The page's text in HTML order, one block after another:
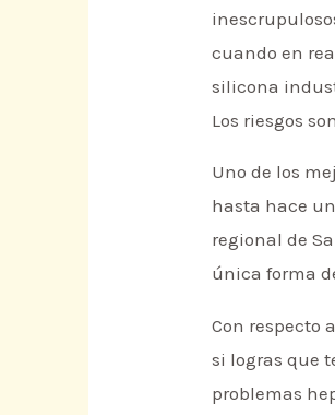
cuando en
silicona
Los riesgos
Uno de los
hasta hace
regional de
única forma
Con respecto
si logras que
problemas